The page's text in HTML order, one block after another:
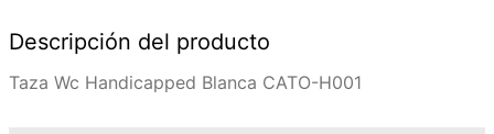
Descripción del producto
Taza Wc Handicapped Blanca CATO-H001